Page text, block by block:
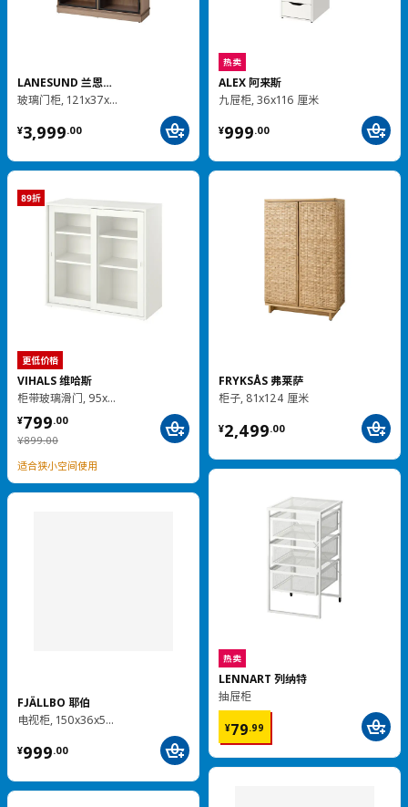
LANESUND 兰恩颂德
玻璃门柜, 121x37x152 厘米
¥3,999.00
¥ 3999.00
更低价格
VIHALS 维哈斯
柜带玻璃滑门, 95x37x90 厘米
¥899.00
¥ 899.00
¥799.00
¥ 799.00
适合狭小空间使用
FJÄLLBO 耶伯
电视柜, 150x36x54 厘米
¥999.00
¥ 999.00
热卖
ALEX 阿来斯
九屉柜, 36x116 厘米
¥999.00
¥ 999.00
FRYKSÅS 弗莱萨
柜子, 81x124 厘米
¥2,499.00
¥ 2499.00
热卖
LENNART 列纳特
抽屉柜
¥79.99
¥ 79.99